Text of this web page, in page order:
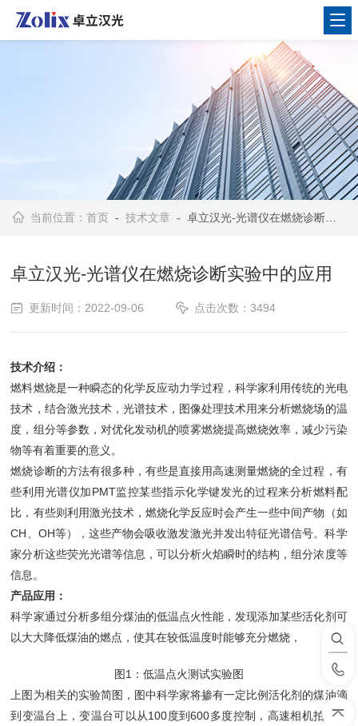
当前位置：首页 -技术文章 - 卓立汉光-光谱仪在燃烧诊断实验中的应用
卓立汉光-光谱仪在燃烧诊断实验中的应用
更新时间：2022-09-06 点击次数：3494
技术介绍：
燃料燃烧是一种瞬态的化学反应动力学过程，科学家利用传统的光电
技术，结合激光技术，光谱技术，图像处理技术用来分析燃烧场的温
度，组分等参数，对优化发动机的喷雾燃烧提高燃烧效率，减少污染
物等有着重要的意义。
燃烧诊断的方法有很多种，有些是直接用高速测量燃烧的全过程，有
些利用光谱仪加PMT监控某些指示化学键发光的过程来分析燃料配
比，有些则利用激光技术，燃烧化学反应时会产生一些中间产物（如
CH、OH等），这些产物会吸收激发激光并发出特征光谱信号。科学
家分析这些荧光光谱等信息，可以分析火焰瞬时的结构，组分浓度等
信息。
产品应用：
科学家通过分析多组分煤油的低温点火性能，发现添加某些活化剂可
以大大降低煤油的燃点，使其在较低温度时能够充分燃烧，
图1：低温点火测试实验图
上图为相关的实验简图，图中科学家将掺有一定比例活化剂的煤油滴
到变温台上，变温台可以从100度到600多度控制，高速相机拍摄液